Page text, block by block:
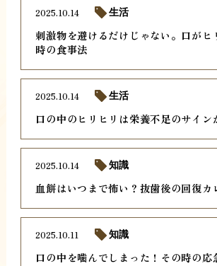
刺激物を避けるだけじゃない。口がヒ
時の食事法
2025.10.14 生活
口の中のヒリヒリは栄養不足のサイン
2025.10.14 生活
血餅はいつまで怖い？抜歯後の回復カ
2025.10.14 知識
口の中を噛んでしまった！その時の応
2025.10.11 知識